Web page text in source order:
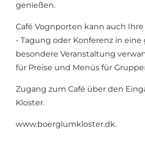
genießen.
Café Vognporten kann auch
- Tagung oder Konferenz in eine
besondere Veranstaltung
für Preise und Menüs für
Zugang zum Café über den
Kloster.
www.boerglumkloster.dk.